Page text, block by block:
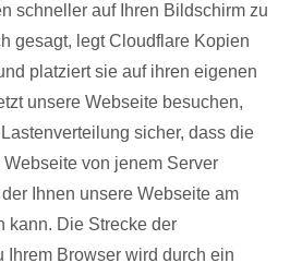
schneller auf Ihren Bildschirm zu
gesagt, legt Cloudflare Kopien
platziert sie auf ihren eigenen
unsere Webseite besuchen,
sicher, dass die
von jenem Server
Ihnen unsere Webseite am
kann. Die Strecke der
Ihrem Browser wird durch ein